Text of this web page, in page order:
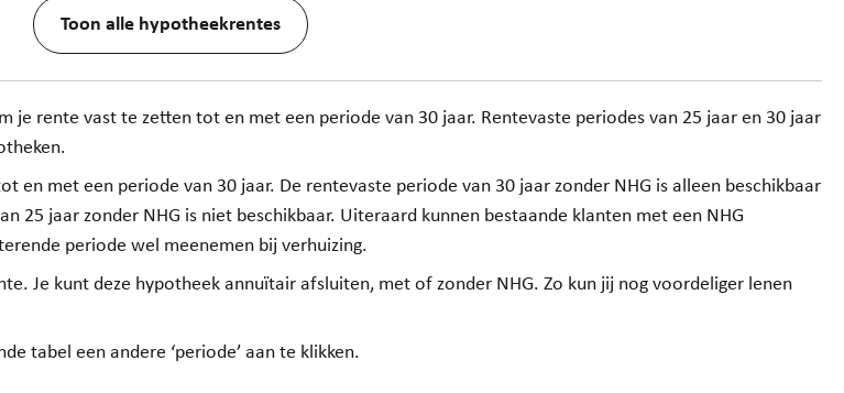
Toon alle hypotheekrentes
je rente vast te zetten tot en met een periode van 30 jaar. Rentevaste periodes van 25 jaar en 30 jaar
en met een periode van 30 jaar. De rentevaste periode van 30 jaar zonder NHG is alleen beschikbaar
25 jaar zonder NHG is niet beschikbaar. Uiteraard kunnen bestaande klanten met een NHG
periode wel meenemen bij verhuizing.
Je kunt deze hypotheek annuïtair afsluiten, met of zonder NHG. Zo kun jij nog voordeliger lenen
tabel een andere ‘periode’ aan te klikken.